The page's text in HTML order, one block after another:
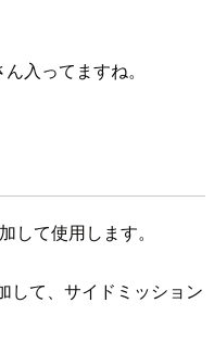
入ってますね。
して使用します。
して、サイドミッション